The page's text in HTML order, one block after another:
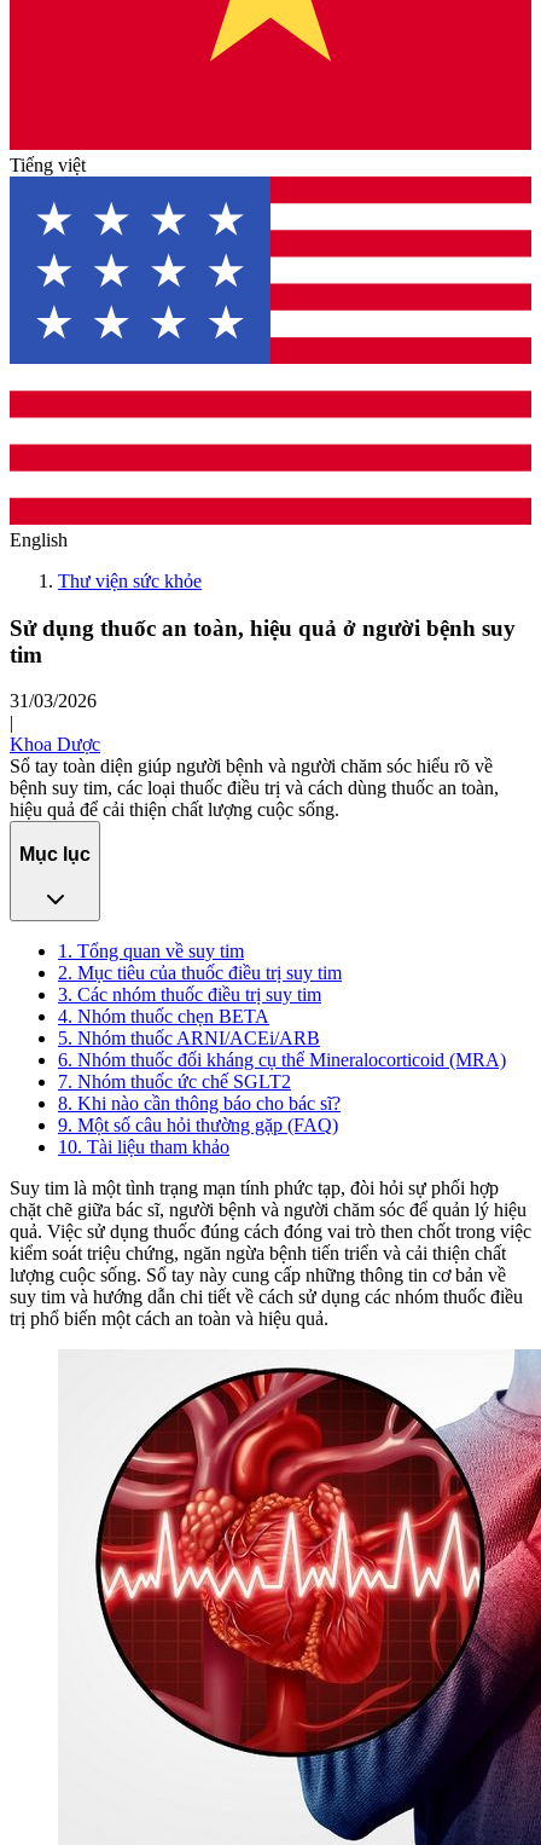
Tiếng việt
English
Thư viện sức khỏe
Sử dụng thuốc an toàn, hiệu quả ở người bệnh suy
tim
31/03/2026
|
Khoa Dược
Sổ tay toàn diện giúp người bệnh và người chăm sóc hiểu rõ về
bệnh suy tim, các loại thuốc điều trị và cách dùng thuốc an toàn,
hiệu quả để cải thiện chất lượng cuộc sống.
Mục lục
1. Tổng quan về suy tim
2. Mục tiêu của thuốc điều trị suy tim
3. Các nhóm thuốc điều trị suy tim
4. Nhóm thuốc chẹn BETA
5. Nhóm thuốc ARNI/ACEi/ARB
6. Nhóm thuốc đối kháng cụ thể Mineralocorticoid (MRA)
7. Nhóm thuốc ức chế SGLT2
8. Khi nào cần thông báo cho bác sĩ?
9. Một số câu hỏi thường gặp (FAQ)
10. Tài liệu tham khảo
Suy tim là một tình trạng mạn tính phức tạp, đòi hỏi sự phối hợp
chặt chẽ giữa bác sĩ, người bệnh và người chăm sóc để quản lý hiệu
quả. Việc sử dụng thuốc đúng cách đóng vai trò then chốt trong việc
kiểm soát triệu chứng, ngăn ngừa bệnh tiến triển và cải thiện chất
lượng cuộc sống. Sổ tay này cung cấp những thông tin cơ bản về
suy tim và hướng dẫn chi tiết về cách sử dụng các nhóm thuốc điều
trị phổ biến một cách an toàn và hiệu quả.